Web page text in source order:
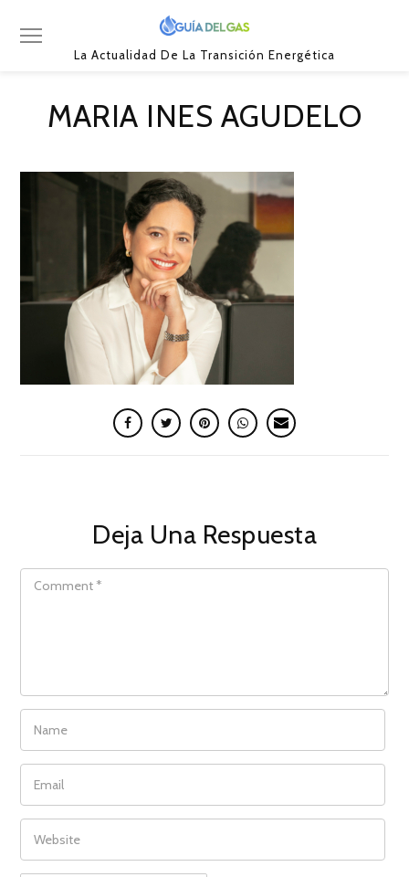
La Actualidad De La Transición Energética
MARIA INES AGUDELO
Deja Una Respuesta
COMMENT
NAME
EMAIL
WEBSITE